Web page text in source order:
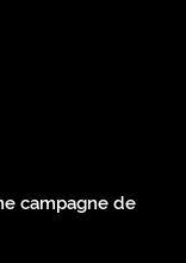
campagne de